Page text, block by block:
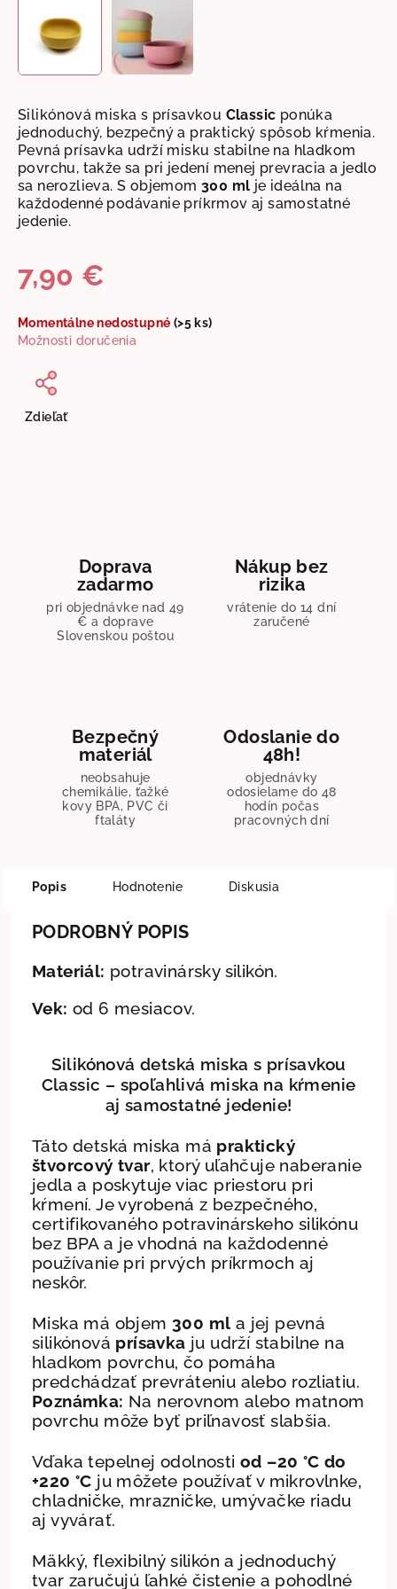
Silikónová miska s prísavkou Classic ponúka
jednoduchý, bezpečný a praktický spôsob kŕmenia.
Pevná prísavka udrží misku stabilne na hladkom
povrchu, takže sa pri jedení menej prevracia a jedlo
sa nerozlieva. S objemom 300 ml je ideálna na
každodenné podávanie príkrmov aj samostatné
jedenie.
7,90 €
cena:
Momentálne nedostupné (>5 ks)
Možnosti doručenia
Zdieľať
Doprava
zadarmo
pri objednávke nad 49
€ a doprave
Slovenskou poštou
Nákup bez
rizika
vrátenie do 14 dní
zaručené
Bezpečný
materiál
neobsahuje
chemikálie, ťažké
kovy BPA, PVC či
ftaláty
Odoslanie do
48h!
objednávky
odosielame do 48
hodín počas
pracovných dní
Popis Hodnotenie Diskusia
PODROBNÝ POPIS
Materiál: potravinársky silikón.
Vek: od 6 mesiacov.
Silikónová detská miska s prísavkou
Classic – spoľahlivá miska na kŕmenie
aj samostatné jedenie!
Táto detská miska má praktický
štvorcový tvar, ktorý uľahčuje naberanie
jedla a poskytuje viac priestoru pri
kŕmení. Je vyrobená z bezpečného,
certifikovaného potravinárskeho silikónu
bez BPA a je vhodná na každodenné
používanie pri prvých príkrmoch aj
neskôr.
Miska má objem 300 ml a jej pevná
silikónová prísavka ju udrží stabilne na
hladkom povrchu, čo pomáha
predchádzať prevráteniu alebo rozliatiu.
Poznámka: Na nerovnom alebo matnom
povrchu môže byť priľnavosť slabšia.
Vďaka tepelnej odolnosti od –20 °C do
+220 °C ju môžete používať v mikrovlnke,
chladničke, mrazničke, umývačke riadu
aj vyvárať.
Mäkký, flexibilný silikón a jednoduchý
tvar zaručujú ľahké čistenie a pohodlné